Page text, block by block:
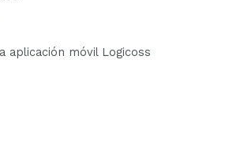
aplicación móvil Logicoss